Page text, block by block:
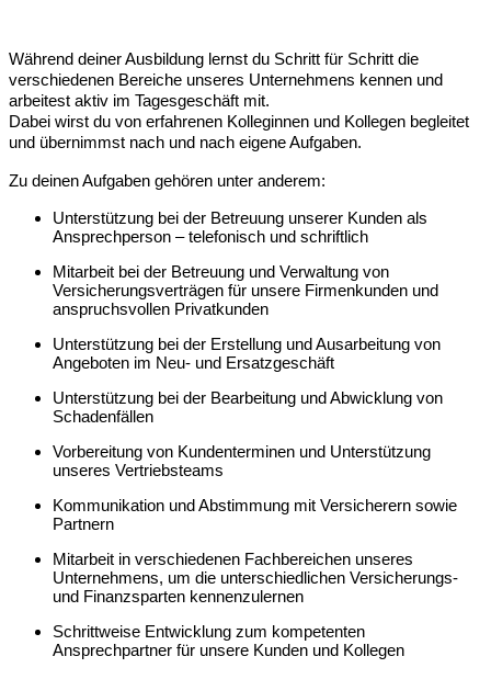
Während deiner Ausbildung lernst du Schritt für Schritt die
verschiedenen Bereiche unseres Unternehmens kennen und
arbeitest aktiv im Tagesgeschäft mit.
Dabei wirst du von erfahrenen Kolleginnen und Kollegen begleitet
und übernimmst nach und nach eigene Aufgaben.
Zu deinen Aufgaben gehören unter anderem:
Unterstützung bei der Betreuung unserer Kunden als
Ansprechperson – telefonisch und schriftlich
Mitarbeit bei der Betreuung und Verwaltung von
Versicherungsverträgen für unsere Firmenkunden und
anspruchsvollen Privatkunden
Unterstützung bei der Erstellung und Ausarbeitung von
Angeboten im Neu- und Ersatzgeschäft
Unterstützung bei der Bearbeitung und Abwicklung von
Schadenfällen
Vorbereitung von Kundenterminen und Unterstützung
unseres Vertriebsteams
Kommunikation und Abstimmung mit Versicherern sowie
Partnern
Mitarbeit in verschiedenen Fachbereichen unseres
Unternehmens, um die unterschiedlichen Versicherungs-
und Finanzsparten kennenzulernen
Schrittweise Entwicklung zum kompetenten
Ansprechpartner für unsere Kunden und Kollegen